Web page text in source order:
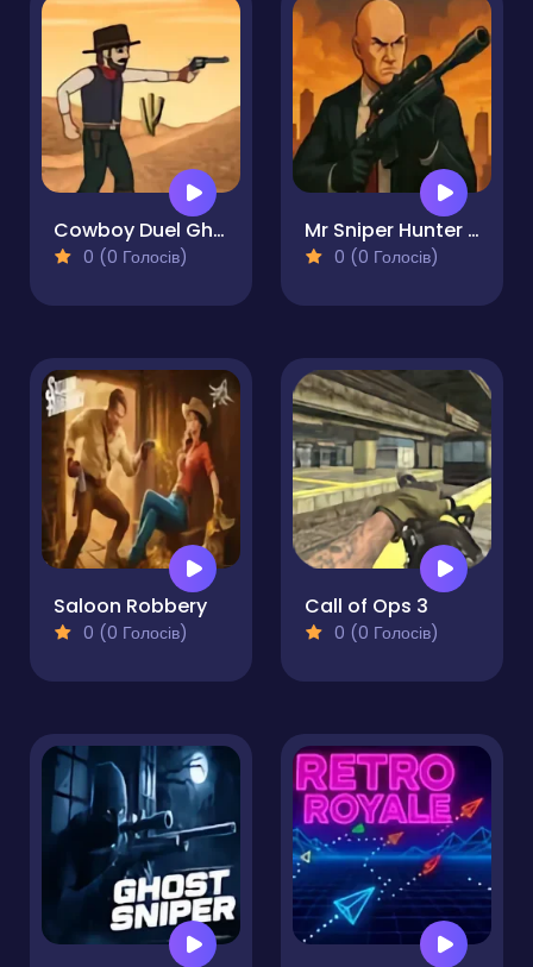
Cowboy Duel Ghost
0 (0 Голосів)
Mr Sniper Hunter Frenzy
0 (0 Голосів)
Saloon Robbery
0 (0 Голосів)
Call of Ops 3
0 (0 Голосів)